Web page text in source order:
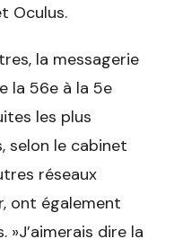
Oculus.
la messagerie
la 56e à la 5e
les plus
selon le cabinet
réseaux
ont également
»J’aimerais dire la